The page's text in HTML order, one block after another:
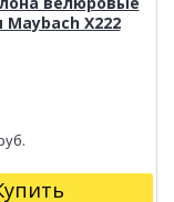
X222